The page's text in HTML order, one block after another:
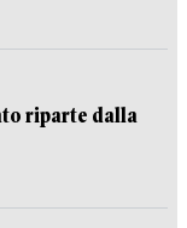
riparte dalla